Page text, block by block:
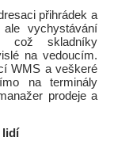
přihrádek a
vychystávání
což skladníky
na vedoucím.
WMS a veškeré
na terminály
prodeje a
lidí